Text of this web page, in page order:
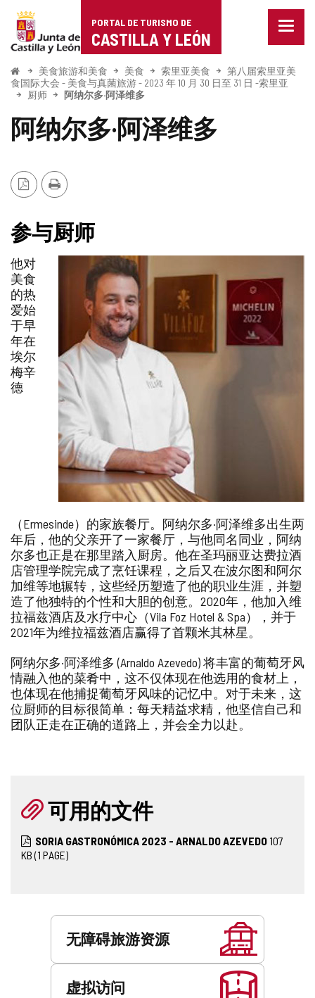
Portal
de
Turismo
de
Castilla
León
PORTAL DE TURISMO DE
CASTILLA Y LEÓN
菜
关
闭。
开
始
美食旅游和美食 美食 索里亚美食
第八届索里亚美
食国际大会 - 美食与真菌旅游 - 2023 年 10 月 30 日至 31 日 -索里亚
厨师
阿纳尔多·阿泽维多
阿纳尔多·阿泽维多
PDF
打
参与厨师
他对
美食
的热
爱始
于早
年在
埃尔
梅辛
德
（Ermesinde）的家族餐厅。阿纳尔多·阿泽维多出生两
年后，他的父亲开了一家餐厅，与他同名同业，阿纳
尔多也正是在那里踏入厨房。他在圣玛丽亚达费拉酒
店管理学院完成了烹饪课程，之后又在波尔图和阿尔
加维等地辗转，这些经历塑造了他的职业生涯，并塑
造了他独特的个性和大胆的创意。2020年，他加入维
拉福兹酒店及水疗中心（Vila Foz Hotel & Spa），并于
2021年为维拉福兹酒店赢得了首颗米其林星。
阿纳尔多·阿泽维多 (Arnaldo Azevedo) 将丰富的葡萄牙风
情融入他的菜肴中，这不仅体现在他选用的食材上，
也体现在他捕捉葡萄牙风味的记忆中。对于未来，这
位厨师的目标很简单：每天精益求精，他坚信自己和
团队正走在正确的道路上，并会全力以赴。
可用的文件
SORIA GASTRONÓMICA 2023 - ARNALDO AZEVEDO 107
KB(1 PAGE)
无障碍旅游资源
虚拟访问